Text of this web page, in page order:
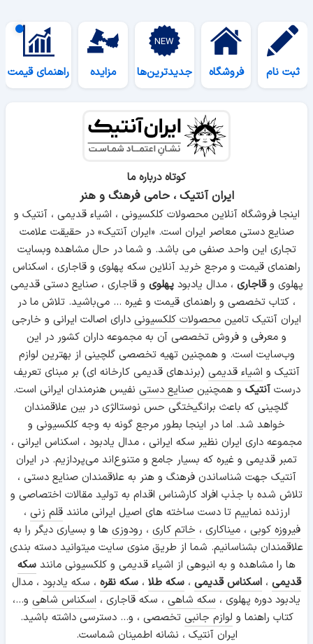
ثبت نام فروشگاه جدیدترین‌ها مزایده راهنمای قیمت
کوتاه درباره ما
ایران آنتیک ، حامی فرهنگ و هنر
اینجا فروشگاه آنلاین محصولات کلکسیونی ، اشیاء قدیمی ، آنتیک و
صنایع دستی معاصر ایران است. «ایران آنتیک» در حقیقت علامت
تجاری این واحد صنفی می باشد. و شما در حال مشاهده وبسایت
راهنمای قیمت و مرجع خرید آنلاین سکه پهلوی و قاجاری ، اسکناس
پهلوی وقاجاری ، مدال یادبودپهلوی و قاجاری ، صنایع دستی قدیمی
، کتاب تخصصی و راهنمای قیمت و غیره ... می‌باشید. تلاش ما در
ایران آنتیک تامین محصولات کلکسیونی دارای اصالت ایرانی و خارجی
و معرفی و فروش تخصصی آن به مجموعه داران کشور در این
وب‌سایت است. و همچنین تهیه تخصصی گلچینی از بهترین لوازم
آنتیک و اشیاء قدیمی (برندهای قدیمی کارخانه ای) بر مبنای تعریف
درستآنتیک و همچنینصنایع دستی نفیس هنرمندان ایرانی است.
گلچینی که باعث برانگیختگی حس نوستالژی در بین علاقمندان
خواهد شد. اما در اینجا بطور مرجع گونه به وجه کلکسیونی و
مجموعه داری ایران نظیر سکه ایرانی ، مدال یادبود ، اسکناس ایرانی ،
تمبر قدیمی و غیره که بسیار جامع و متنوع‌اند می‌پردازیم. در ایران
آنتیک جهت شناساندن فرهنگ و هنر به علاقمندان صنایع دستی ،
تلاش شده با جذب افراد کارشناس اقدام به تولید مقالات اختصاصی و
ارزنده نماییم تا دست ساخته های اصیل ایرانی مانندقلم زنی ،
فیروزه کوبی ،میناکاری ، خاتم کاری ، رودوزی ها و بسیاری دیگر را به
علاقمندان بشناسانیم. شما از طریق منوی سایت میتوانید دسته بندی
ها را مشاهده و به انبوهی از اشیاء قدیمی و کلکسیونی مانند سکه
قدیمی ، اسکناس قدیمی ، سکه طلا ، سکه نقره ، سکه یادبود ، مدال
یادبود دوره پهلوی ، سکه شاهی ، سکه قاجاری ، اسکناس شاهی و...،
کتاب راهنما و لوازم جانبی تخصصی ، و... دسترسی داشته باشید.
ایران آنتیک ، نشانه اطمینان شماست.